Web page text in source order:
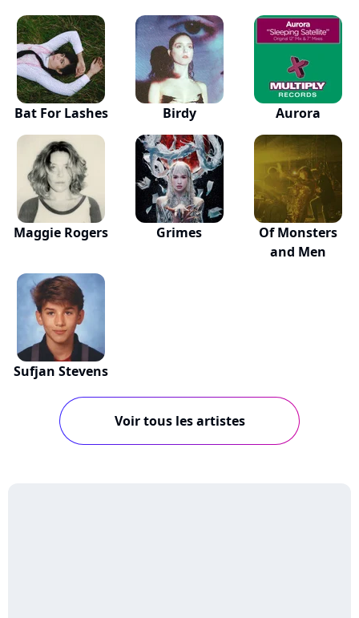
Bat For Lashes Birdy Aurora
Maggie Rogers Grimes
Of Monsters
and Men
Sufjan Stevens
Voir tous les artistes